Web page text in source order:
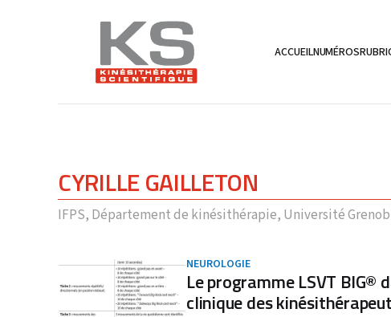
ACCUEILNUMÉROS
CYRILLE GAILLETON
IFPS, Département de kinésithérapie, Université
NEUROLOGIE
Le programme LSVT BIG®
clinique des